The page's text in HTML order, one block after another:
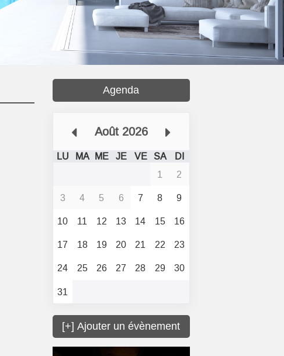
Agenda
Août 2026
LU MA ME JE VE SA
DI
1
2
3
4 5 6 7 8
9
10
11 12 13 14 15
16
17
18 19 20 21 22
23
24
25 26 27 28 29
30
31
[+] Ajouter un évènement